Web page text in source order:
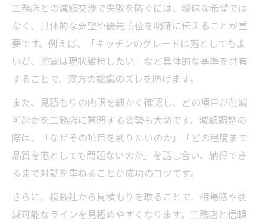
工務店との減額交渉で失敗を防ぐには、曖昧な希望では
なく、具体的な要望や優先順位を明確に伝えることが重
要です。例えば、「キッチンのグレードは落としてもよ
いが、浴室は現状維持したい」など具体的な基準を共有
することで、双方の認識のズレを防げます。
また、見積もりの内訳を細かく確認し、どの項目が削減
可能かを工務店に質問する姿勢も大切です。減額調整の
際は、「なぜその項目を削りたいのか」「どの程度まで
品質を落としても問題ないのか」を話し合い、納得でき
るまで対話を重ねることが成功のコツです。
さらに、複数社から見積もりを取ることで、相場感や削
減可能なラインを見極めやすくなります。工務店と信頼